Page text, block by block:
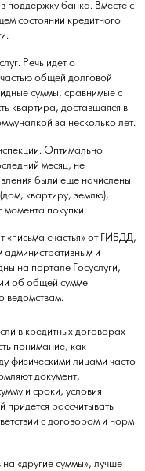
поддержку банка. Вместе с
состоянии кредитного
Речь идет о
общей долговой
суммы, сравнимые с
квартира, доставшаяся в
за несколько лет.
Оптимально
месяц, не
были еще начислены
квартиру, землю),
момента покупки.
счастья» от ГИБДД,
административным и
на портале Госуслуги,
об общей сумме
ведомствам.
в кредитных договорах
понимание, как
физическими лицами часто
документ,
и сроки, условия
рассчитывать
с договором и норм
на «другие суммы», лучше